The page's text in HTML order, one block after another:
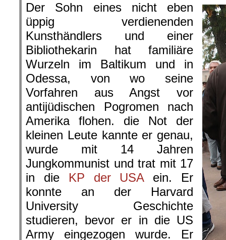
Der Sohn eines nicht eben
üppig verdienenden
Kunsthändlers und einer
Bibliothekarin hat familiäre
Wurzeln im Baltikum und in
Odessa, von wo seine
Vorfahren aus Angst vor
antijüdischen Pogromen nach
Amerika flohen. die Not der
kleinen Leute kannte er genau,
wurde mit 14 Jahren
Jungkommunist und trat mit 17
in die KP der USAein. Er
konnte an der Harvard
University Geschichte
studieren, bevor er in die US
Army eingezogen wurde. Er